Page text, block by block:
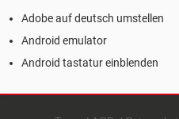
Adobe auf deutsch umstellen
Android emulator
Android tastatur einblenden